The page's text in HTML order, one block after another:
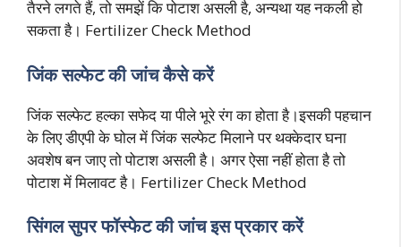
तैरने लगते हैं, तो समझें कि पोटाश असली है, अन्यथा यह नकली हो
सकता है। Fertilizer Check Method
जिंक सल्फेट की जांच कैसे करें
जिंक सल्फेट हल्का सफेद या पीले भूरे रंग का होता है।इसकी पहचान
के लिए डीएपी के घोल में जिंक सल्फेट मिलाने पर थक्केदार घना
अवशेष बन जाए तो पोटाश असली है। अगर ऐसा नहीं होता है तो
पोटाश में मिलावट है। Fertilizer Check Method
सिंगल सुपर फॉस्फेट की जांच इस प्रकार करें